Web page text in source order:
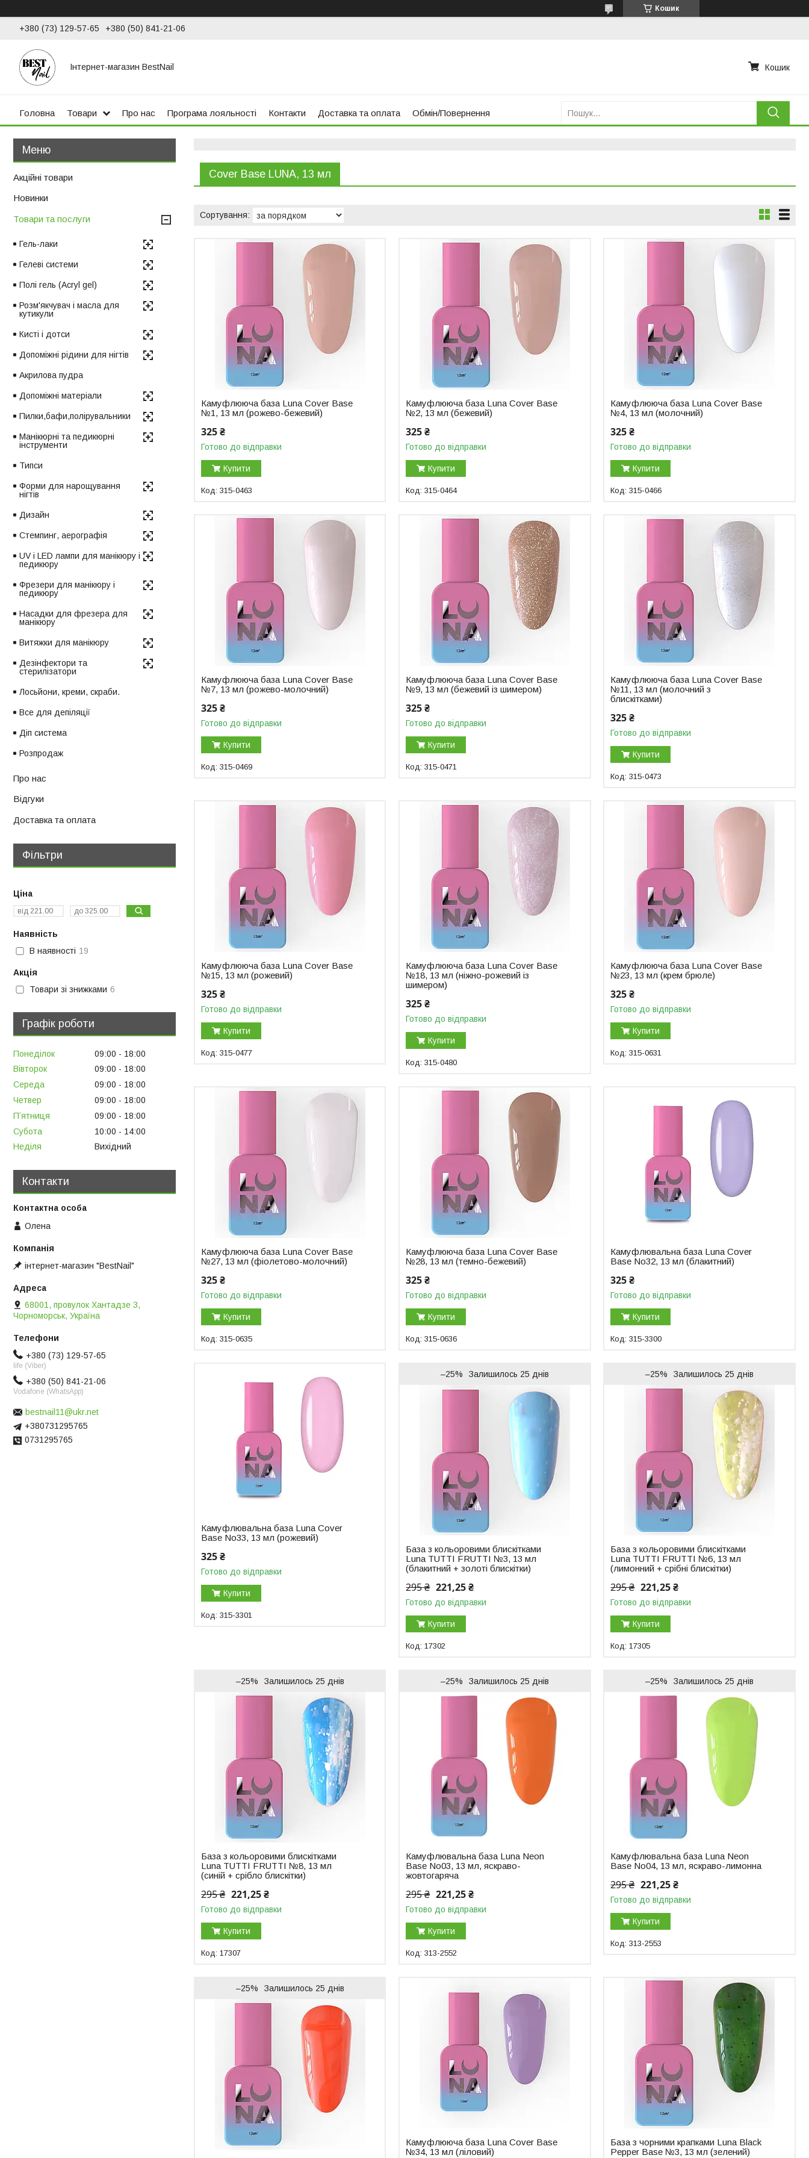
Кошик
+380 (73) 129-57-65 +380 (50) 841-21-06
Інтернет-магазин BestNail Кошик
Головна Товари Про нас Програма лояльності Контакти Доставка та оплата Обмін/Повернення
Cover Base LUNA, 13 мл
Камуфлююча база Luna Cover Base
№1, 13 мл (рожево-бежевий)
325 ₴
Готово до відправки
Купити
315-0463
Камуфлююча база Luna Cover Base
№2, 13 мл (бежевий)
325 ₴
Готово до відправки
Купити
315-0464
Камуфлююча база Luna Cover Base
№4, 13 мл (молочний)
325 ₴
Готово до відправки
Купити
315-0466
Камуфлююча база Luna Cover Base
№7, 13 мл (рожево-молочний)
325 ₴
Готово до відправки
Купити
315-0469
Камуфлююча база Luna Cover Base
№9, 13 мл (бежевий із шимером)
325 ₴
Готово до відправки
Купити
315-0471
Камуфлююча база Luna Cover Base
№11, 13 мл (молочний з
блискітками)
325 ₴
Готово до відправки
Купити
315-0473
Камуфлююча база Luna Cover Base
№15, 13 мл (рожевий)
325 ₴
Готово до відправки
Купити
315-0477
Камуфлююча база Luna Cover Base
№18, 13 мл (ніжно-рожевий із
шимером)
325 ₴
Готово до відправки
Купити
315-0480
Камуфлююча база Luna Cover Base
№23, 13 мл (крем брюле)
325 ₴
Готово до відправки
Купити
315-0631
Камуфлююча база Luna Cover Base
№27, 13 мл (фіолетово-молочний)
325 ₴
Готово до відправки
Купити
315-0635
Камуфлююча база Luna Cover Base
№28, 13 мл (темно-бежевий)
325 ₴
Готово до відправки
Купити
315-0636
Камуфлювальна база Luna Cover
Base No32, 13 мл (блакитний)
325 ₴
Готово до відправки
Купити
315-3300
Камуфлювальна база Luna Cover
Base No33, 13 мл (рожевий)
325 ₴
Готово до відправки
Купити
315-3301
–25% Залишилось 25 днів
База з кольоровими блискітками
Luna TUTTI FRUTTI №3, 13 мл
(блакитний + золоті блискітки)
295 ₴ 221,25 ₴
Готово до відправки
Купити
17302
–25% Залишилось 25 днів
База з кольоровими блискітками
Luna TUTTI FRUTTI №6, 13 мл
(лимонний + срібні блискітки)
295 ₴ 221,25 ₴
Готово до відправки
Купити
17305
–25% Залишилось 25 днів
База з кольоровими блискітками
Luna TUTTI FRUTTI №8, 13 мл
(синій + срібло блискітки)
295 ₴ 221,25 ₴
Готово до відправки
Купити
17307
–25% Залишилось 25 днів
Камуфлювальна база Luna Neon
Base No03, 13 мл, яскраво-
жовтогаряча
295 ₴ 221,25 ₴
Готово до відправки
Купити
313-2552
–25% Залишилось 25 днів
Камуфлювальна база Luna Neon
Base No04, 13 мл, яскраво-лимонна
295 ₴ 221,25 ₴
Готово до відправки
Купити
313-2553
–25% Залишилось 25 днів
Камуфлююча база Luna Cover Base
№34, 13 мл (ліловий)
База з чорними крапками Luna Black
Pepper Base №3, 13 мл (зелений)
Акційні товари
Новинки
Товари та послуги
Гель-лаки
Гелеві системи
Полі гель (Acryl gel)
Розм'якчувач і масла для
кутикули
Кисті і дотси
Допоміжні рідини для нігтів
Акрилова пудра
Допоміжні матеріали
Пилки,бафи,полірувальники
Манікюрні та педикюрні
інструменти
Типси
Форми для нарощування
нігтів
Дизайн
Стемпинг, аерографія
UV і LED лампи для манікюру і
педикюру
Фрезери для манікюру і
педикюру
Насадки для фрезера для
манікюру
Витяжки для манікюру
Дезінфектори та
стерилізатори
Лосьйони, креми, скраби.
Все для депіляції
Діп система
Розпродаж
Про нас
Відгуки
Доставка та оплата
Фільтри
Ціна
Наявність
В наявності 19
Акція
Товари зі знижками 6
Графік роботи
Понеділок 09:00
18:00
Вівторок
09:00
18:00
Середа
09:00
18:00
Четвер
09:00
18:00
Пʼятниця
09:00
18:00
Субота
10:00
14:00
Неділя
Вихідний
Контакти
Олена
інтернет-магазин "BestNail"
68001, провулок Хантадзе 3,
Чорноморськ, Україна
+380 (73) 129-57-65
life (Viber)
+380 (50) 841-21-06
Vodafone (WhatsApp)
bestnail11@ukr.net
+380731295765
0731295765